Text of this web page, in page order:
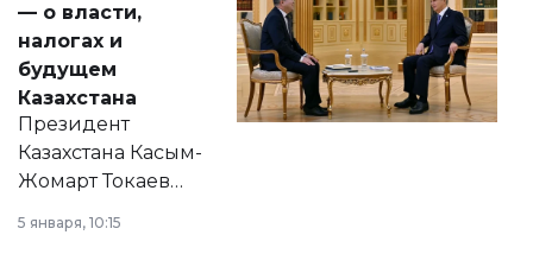
— о власти,
налогах и
будущем
Казахстана
Президент
Казахстана Касым-
Жомарт Токаев
сразу несколько
5 января, 10:15